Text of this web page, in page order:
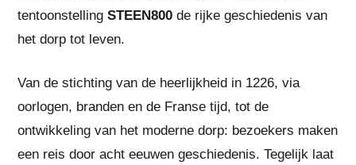
tentoonstellingSTEEN800 de rijke geschiedenis van
het dorp tot leven.
Van de stichting van de heerlijkheid in 1226, via
oorlogen, branden en de Franse tijd, tot de
ontwikkeling van het moderne dorp: bezoekers maken
een reis door acht eeuwen geschiedenis. Tegelijk laat